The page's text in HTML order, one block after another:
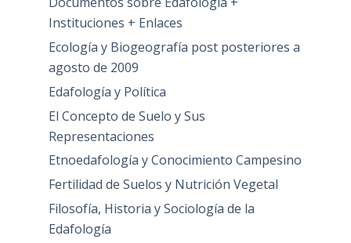
Instituciones + Enlaces
Ecología y Biogeografía post posteriores a
agosto de 2009
Edafología y Política
El Concepto de Suelo y Sus
Representaciones
Etnoedafología y Conocimiento Campesino
Fertilidad de Suelos y Nutrición Vegetal
Filosofía, Historia y Sociología de la
Edafología